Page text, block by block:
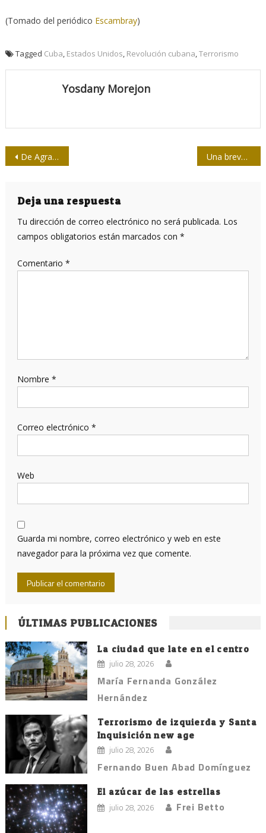
(Tomado del periódico Escambray)
Tagged Cuba Estados Unidos Revolución cubana Terrorismo
Yosdany Morejon
Navegación
entradas
De Agramonte a Martí Una breve y azarosa visita a la Catedral de Notre Dame
Deja una respuesta
Tu dirección de correo electrónico no será publicada. Los
campos obligatorios están marcados con *
Comentario *
Nombre *
Correo electrónico *
Web
Guarda mi nombre, correo electrónico y web en este
navegador para la próxima vez que comente.
ÚLTIMAS PUBLICACIONES
La ciudad que late en el centro
julio 28, 2026
María Fernanda González
Hernández
Terrorismo de izquierda y Santa
Inquisición new age
julio 28, 2026
Fernando Buen Abad Domínguez
El azúcar de las estrellas
julio 28, 2026 Frei Betto